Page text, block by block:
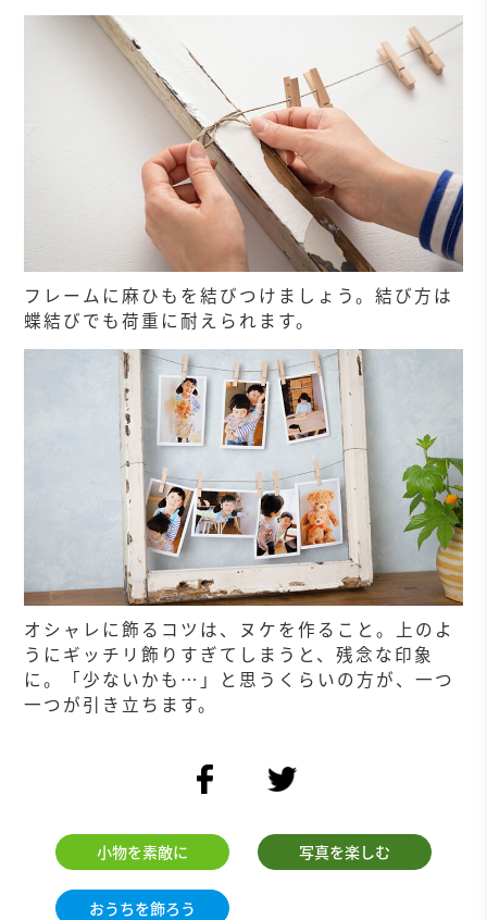
フレームに麻ひもを結びつけましょう。結び方は
蝶結びでも荷重に耐えられます。
オシャレに飾るコツは、ヌケを作ること。上のよ
うにギッチリ飾りすぎてしまうと、残念な印象
に。「少ないかも…」と思うくらいの方が、一つ
一つが引き立ちます。
小物を素敵に 写真を楽しむ
おうちを飾ろう